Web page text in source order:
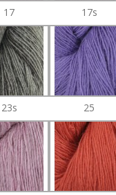
17 17s
23s 25